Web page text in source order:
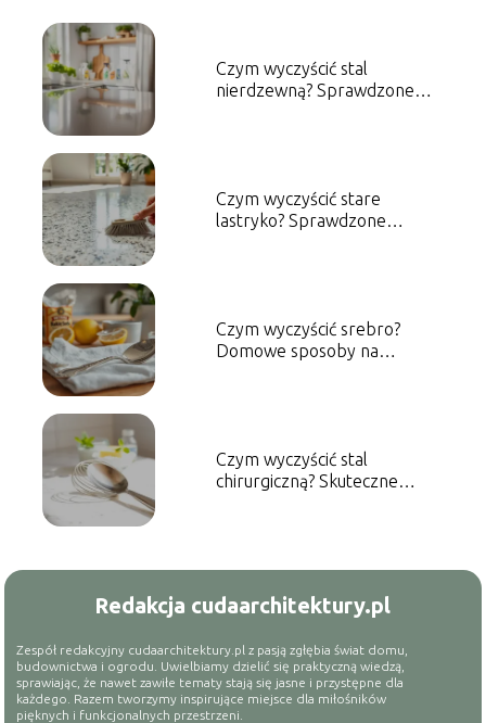
Czym wyczyścić stal
nierdzewną? Sprawdzone
Czym wyczyścić stare
lastryko? Sprawdzone
Czym wyczyścić srebro?
Domowe sposoby na
Czym wyczyścić stal
chirurgiczną? Skuteczne
Redakcja cudaarchitektury.pl
Zespół redakcyjny cudaarchitektury.pl z pasją zgłębia świat domu,
budownictwa i ogrodu. Uwielbiamy dzielić się praktyczną wiedzą,
sprawiając, że nawet zawiłe tematy stają się jasne i przystępne dla
każdego. Razem tworzymy inspirujące miejsce dla miłośników
pięknych i funkcjonalnych przestrzeni.